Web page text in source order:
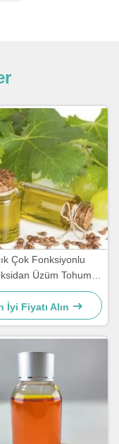
Çok Fonksiyonlu
Üzüm Tohumu
Vitis Vinifera Tohum
Yüksek
Cilt Bakımı İçin
İyi Fiyatı Alın